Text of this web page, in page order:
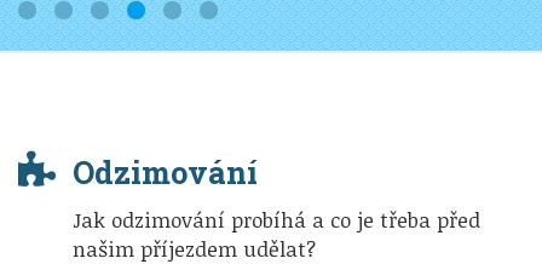
1 2 3 4 5 6
Odzimování
Jak odzimování probíhá a co je třeba před
našim příjezdem udělat?